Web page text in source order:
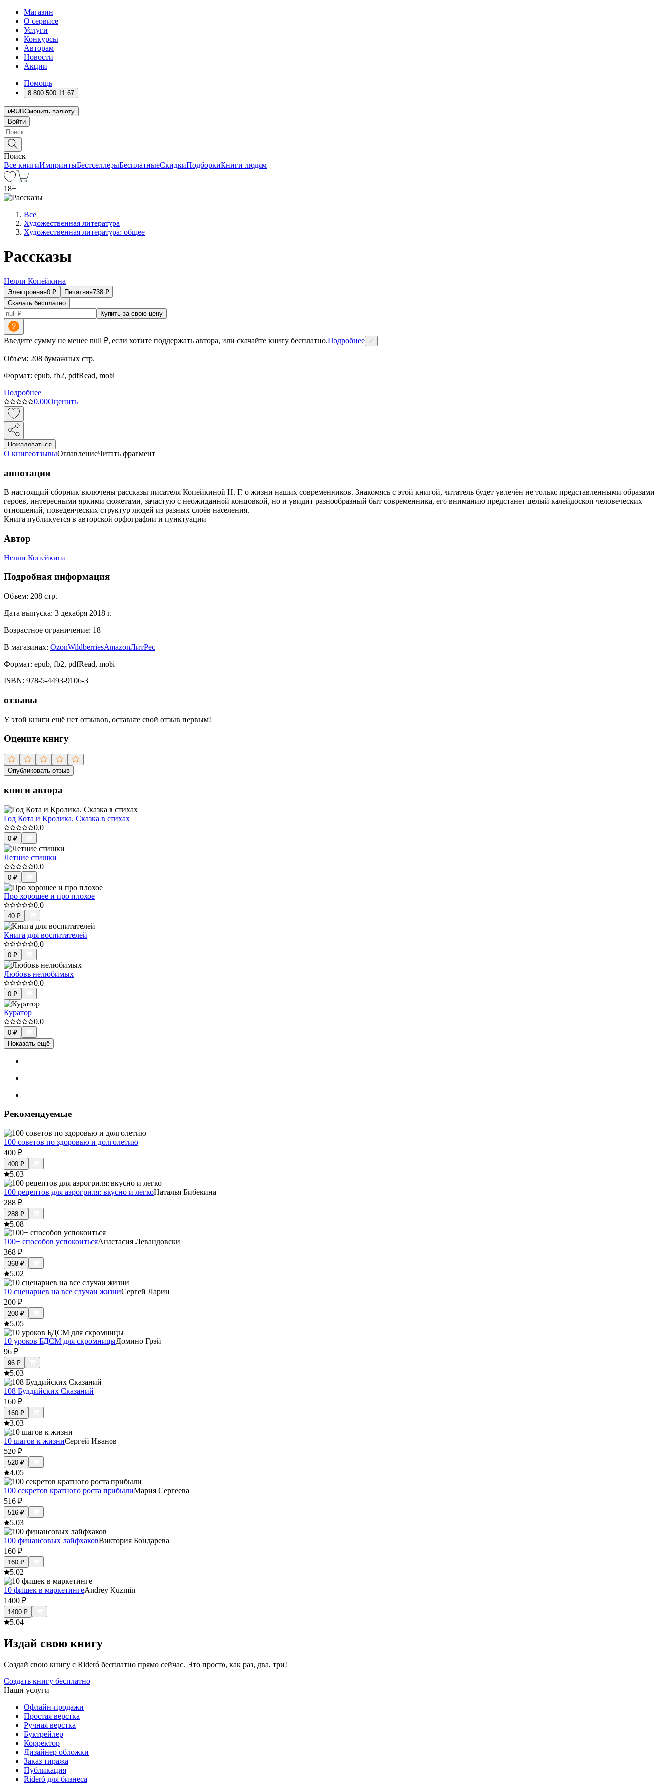
Магазин
О сервисе
Услуги
Конкурсы
Авторам
Новости
Акции
Помощь
8 800 500 11 67
RUBСменить валюту
Войти
Поиск
Все книгиИмпринтыБестселлерыБесплатныеСкидкиПодборкиКниги людям
18+
Все
Художественная литература
Художественная литература: общее
Рассказы
Нелли Копейкина
Электронная0 ₽ Печатная738 ₽
Скачать бесплатно
Купить за свою цену
Введите сумму не менее null ₽, если хотите поддержать автора, или скачайте книгу бесплатно.Подробнее
Объем: 208 бумажных стр.
Формат: epub, fb2, pdfRead, mobi
Подробнее
0.00Оценить
Пожаловаться
О книгеотзывыОглавлениеЧитать фрагмент
аннотация
В настоящий сборник включены рассказы писателя Копейкиной Н. Г. о жизни наших современников. Знакомясь с этой книгой, читатель будет увлечён не только представленными образами
героев, интересными яркими сюжетами, зачастую с неожиданной концовкой, но и увидит разнообразный быт современника, его вниманию предстанет целый калейдоскоп человеческих
отношений, поведенческих структур людей из разных слоёв населения.
Книга публикуется в авторской орфографии и пунктуации
Автор
Нелли Копейкина
Подробная информация
Объем: 208 стр.
Дата выпуска: 3 декабря 2018 г.
Возрастное ограничение: 18+
В магазинах: OzonWildberriesAmazonЛитРес
Формат: epub, fb2, pdfRead, mobi
ISBN: 978-5-4493-9106-3
отзывы
У этой книги ещё нет отзывов, оставьте свой отзыв первым!
Оцените книгу
Опубликовать отзыв
книги автора
Год Кота и Кролика. Сказка в стихах
0.0
0 ₽
Летние стишки
0.0
0 ₽
Про хорошее и про плохое
0.0
40 ₽
Книга для воспитателей
0.0
0 ₽
Любовь нелюбимых
0.0
0 ₽
Куратор
0.0
0 ₽
Показать ещё
Рекомендуемые
100 советов по здоровью и долголетию
400 ₽
400 ₽
5.03
100 рецептов для аэрогриля: вкусно и легкоНаталья Бибекина
288 ₽
288 ₽
5.08
100+ способов успокоитьсяАнастасия Левандовски
368 ₽
368 ₽
5.02
10 сценариев на все случаи жизниСергей Ларин
200 ₽
200 ₽
5.05
10 уроков БДСМ для скромницыДомино Грэй
96 ₽
96 ₽
5.03
108 Буддийских Сказаний
160 ₽
160 ₽
3.03
10 шагов к жизниСергей Иванов
520 ₽
520 ₽
4.05
100 секретов кратного роста прибылиМария Сергеева
516 ₽
516 ₽
5.03
100 финансовых лайфхаковВиктория Бондарева
160 ₽
160 ₽
5.02
10 фишек в маркетингеAndrey Kuzmin
1400 ₽
1400 ₽
5.04
Издай свою книгу
Создай свою книгу с Rideró бесплатно прямо сейчас. Это просто, как раз, два, три!
Создать книгу бесплатно
Наши услуги
Офлайн-продажи
Простая верстка
Ручная верстка
Буктрейлер
Корректор
Дизайнер обложки
Заказ тиража
Публикация
Rideró для бизнеса